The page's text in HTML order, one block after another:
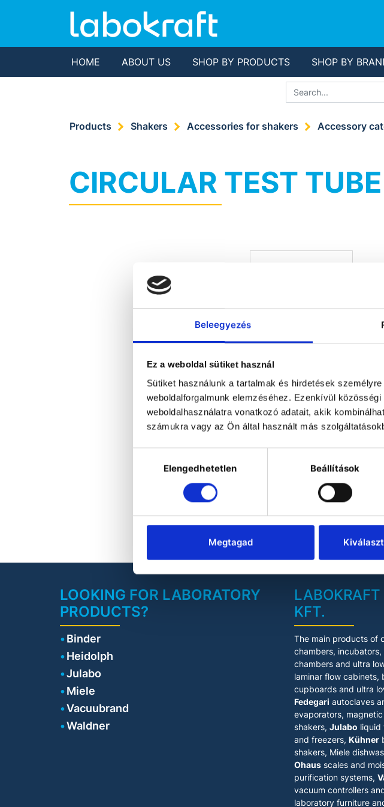
Beleegyezés
Ez a weboldal sütiket használ
Sütiket használunk a tartalmak és hirdetések
weboldalforgalmunk elemzéséhez. Ezenkívül
weboldalhasználatra vonatkozó adatait, akik
számukra vagy az Ön által használt más
kiválasztásaElengedhetetlen Beállítások
Megtagad
HOME ABOUT US SHOP BY PRODUCTS SHOP BY
Products Shakers Accessories for shakers Accessory
CIRCULAR TEST
Heidolph Carousel
for 12 rest tubes
16-32mm
Attachment for 12
diameters from 16
COMPARE
LOOKING FOR LABORATORY
PRODUCTS?
Binder
Heidolph
Julabo
Miele
Vacuubrand
Waldner
LABOKRAFT
KFT.
The main products of
chambers,
chambers and ultra
laminar flow cabinets,
cupboards and ultra
Fedegari autoclaves
evaporators,
shakers,Julabo liquid
and freezers,Kühner
shakers, Miele
Ohaus scales and
purification systems,
vacuum controllers
laboratory furniture